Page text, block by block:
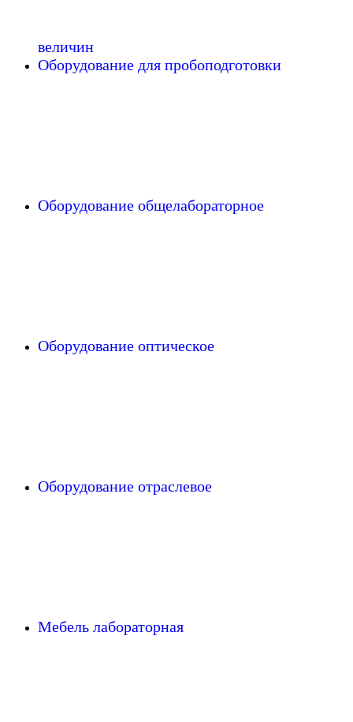
величин
Оборудование для пробоподготовки
Оборудование общелабораторное
Оборудование оптическое
Оборудование отраслевое
Мебель лабораторная